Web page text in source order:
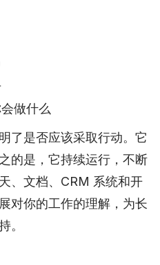
做什么
了是否应该采取行动。它
的是，它持续运行，不断
、文档、CRM 系统和开
对你的工作的理解，为长
。